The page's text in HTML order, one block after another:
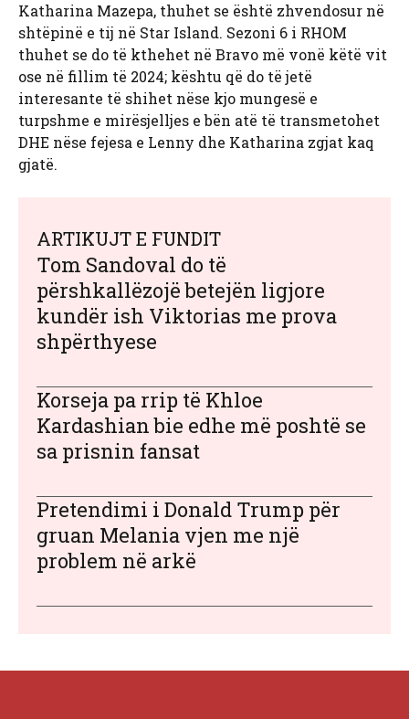
Katharina Mazepa, thuhet se është zhvendosur në
shtëpinë e tij në Star Island. Sezoni 6 i RHOM
thuhet se do të kthehet në Bravo më vonë këtë vit
ose në fillim të 2024; kështu që do të jetë
interesante të shihet nëse kjo mungesë e
turpshme e mirësjelljes e bën atë të transmetohet
DHE nëse fejesa e Lenny dhe Katharina zgjat kaq
gjatë.
ARTIKUJT E FUNDIT
Tom Sandoval do të
përshkallëzojë betejën ligjore
kundër ish Viktorias me prova
shpërthyese
Korseja pa rrip të Khloe
Kardashian bie edhe më poshtë se
sa prisnin fansat
Pretendimi i Donald Trump për
gruan Melania vjen me një
problem në arkë